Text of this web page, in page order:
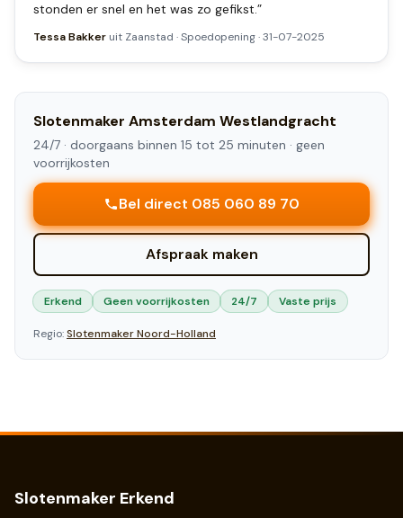
stonden er snel en het was zo gefikst.”
Tessa Bakker uit Zaanstad ·Spoedopening·31-07-2025
Slotenmaker Amsterdam Westlandgracht
24/7 · doorgaans binnen 15 tot 25 minuten · geen
voorrijkosten
Bel direct 085 060 89 70
Afspraak maken
Erkend Geen voorrijkosten 24/7 Vaste prijs
Regio:SlotenmakerNoord-Holland
Slotenmaker Erkend